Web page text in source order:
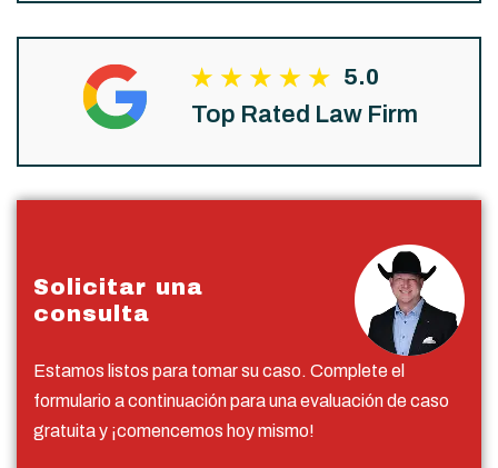
5.0
Top Rated Law Firm
Solicitar una
consulta
Estamos listos para tomar su caso. Complete el
formulario a continuación para una evaluación de caso
gratuita y ¡comencemos hoy mismo!